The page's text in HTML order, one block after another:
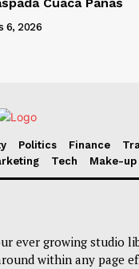
Cuaca Panas
6, 2026
Politics Finance
Tech Make-up
ever growing studio
within any page